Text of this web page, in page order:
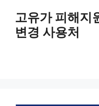
고유가 피해지
변경 사용처